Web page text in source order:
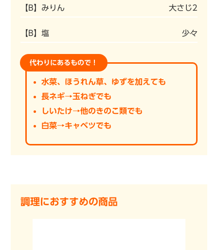
【B】みりん 大さじ2
【B】塩 少々
代わりにあるもので！
水菜、ほうれん草、ゆずを加えても
長ネギ→玉ねぎでも
しいたけ→他のきのこ類でも
白菜→キャベツでも
調理におすすめの商品